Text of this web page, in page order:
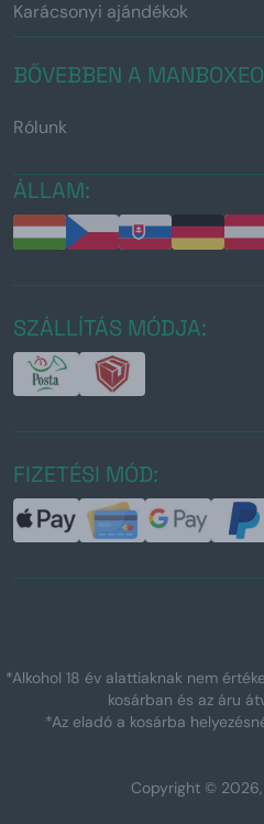
Karácsonyi ajándékok
BŐVEBBEN A
Rólunk
ÁLLAM:
SZÁLLÍTÁS MÓDJA:
FIZETÉSI MÓD:
*Alkohol 18 év alattiaknak nem
kosárban és az áru
*Az eladó a kosárba
Copyright ©